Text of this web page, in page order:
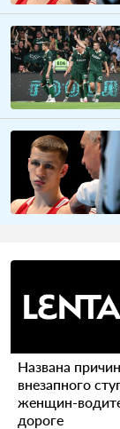
Названа
внезапного
женщин-
дороге